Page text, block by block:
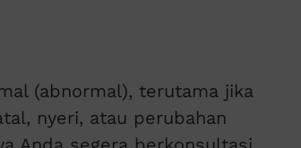
(abnormal), terutama jika
nyeri, atau perubahan